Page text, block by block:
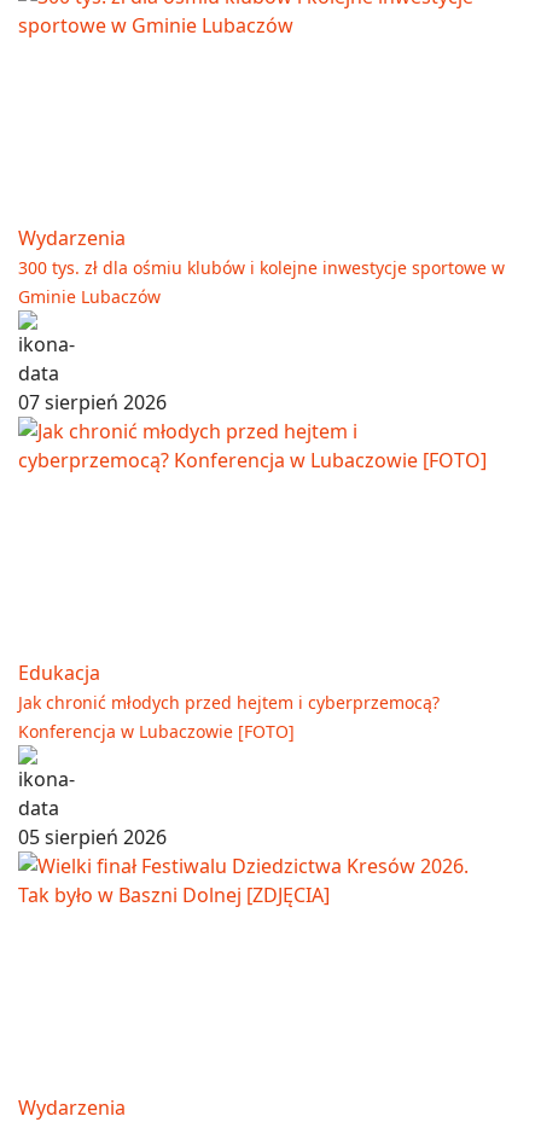
Wydarzenia
300 tys. zł dla ośmiu klubów i kolejne inwestycje sportowe w
Gminie Lubaczów
07 sierpień 2026
Edukacja
Jak chronić młodych przed hejtem i cyberprzemocą?
Konferencja w Lubaczowie [FOTO]
05 sierpień 2026
Wydarzenia